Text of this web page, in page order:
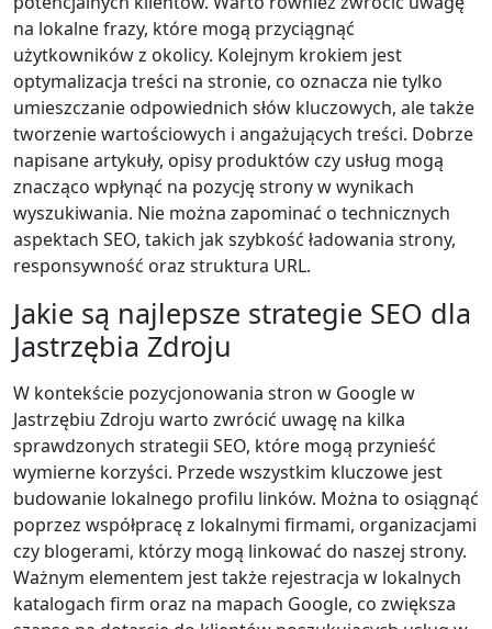
na lokalne frazy, które mogą przyciągnąć
użytkowników z okolicy. Kolejnym krokiem jest
optymalizacja treści na stronie, co oznacza nie tylko
umieszczanie odpowiednich słów kluczowych, ale także
tworzenie wartościowych i angażujących treści. Dobrze
napisane artykuły, opisy produktów czy usług mogą
znacząco wpłynąć na pozycję strony w wynikach
wyszukiwania. Nie można zapominać o technicznych
aspektach SEO, takich jak szybkość ładowania strony,
responsywność oraz struktura URL.
Jakie są najlepsze strategie SEO dla
Jastrzębia Zdroju
W kontekście pozycjonowania stron w Google w
Jastrzębiu Zdroju warto zwrócić uwagę na kilka
sprawdzonych strategii SEO, które mogą przynieść
wymierne korzyści. Przede wszystkim kluczowe jest
budowanie lokalnego profilu linków. Można to osiągnąć
poprzez współpracę z lokalnymi firmami, organizacjami
czy blogerami, którzy mogą linkować do naszej strony.
Ważnym elementem jest także rejestracja w lokalnych
katalogach firm oraz na mapach Google, co zwiększa